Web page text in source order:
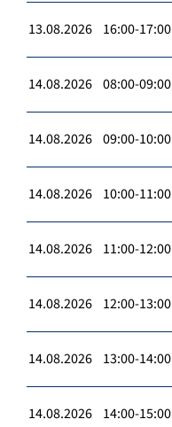
13.08.2026 16:00-17:00
14.08.2026 08:00-09:00
14.08.2026 09:00-10:00
14.08.2026 10:00-11:00
14.08.2026 11:00-12:00
14.08.2026 12:00-13:00
14.08.2026 13:00-14:00
14.08.2026 14:00-15:00